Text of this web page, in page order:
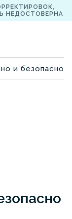
НЕДОСТОВЕРНА
и безопасно